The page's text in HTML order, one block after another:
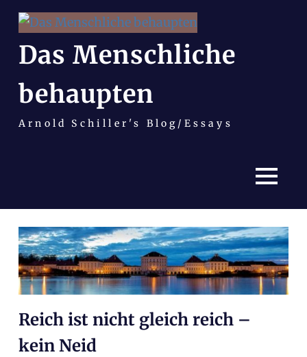
Inhalt
springen
Das Menschliche
behaupten
Arnold Schiller's Blog/Essays
MENÜ
Reich ist nicht gleich reich –
kein Neid